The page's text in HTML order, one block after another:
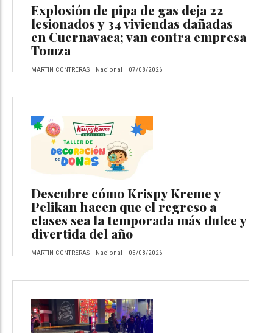
Explosión de pipa de gas deja 22
lesionados y 34 viviendas dañadas
en Cuernavaca; van contra empresa
Tomza
MARTIN CONTRERAS Nacional 07/08/2026
Descubre cómo Krispy Kreme y
Pelikan hacen que el regreso a
clases sea la temporada más dulce y
divertida del año
MARTIN CONTRERAS Nacional 05/08/2026